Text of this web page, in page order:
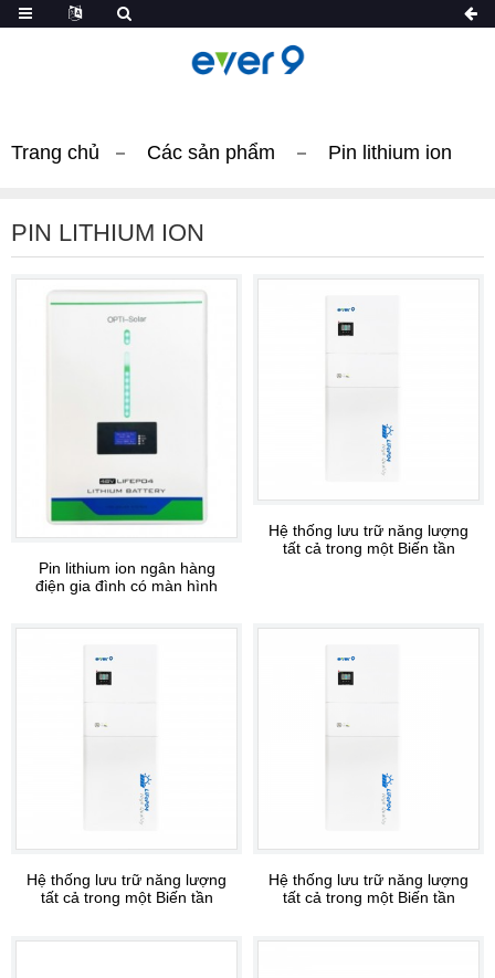
Trang chủ Các sản phẩm Pin lithium ion
PIN LITHIUM ION
Pin lithium ion ngân hàng
điện gia đình có màn hình
Hệ thống lưu trữ năng lượng
tất cả trong một Biến tần
Hệ thống lưu trữ năng lượng
tất cả trong một Biến tần
Hệ thống lưu trữ năng lượng
tất cả trong một Biến tần